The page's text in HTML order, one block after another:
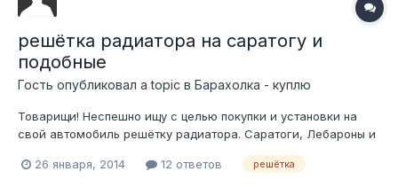
решётка радиатора на саратогу и
подобные
Гость опубликовал a topic в Барахолка - куплю
Товарищи! Неспешно ищу с целью покупки и установки на
свой автомобиль решётку радиатора. Саратоги, Лебароны и
(надписи и значки на морде не имеют значения). Главное
26 января, 2014 12 ответов решётка